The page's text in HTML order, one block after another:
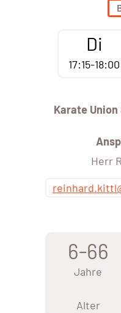
Di
17:15-18:00
Karate
Herr
6-66
Jahre
Alter